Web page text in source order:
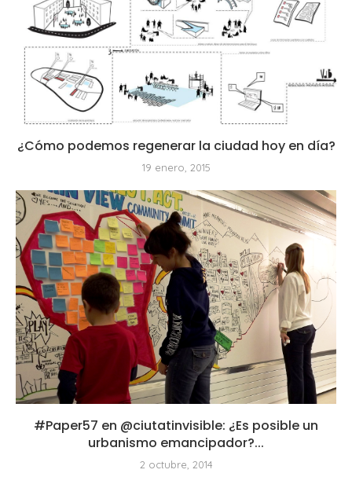
¿Cómo podemos regenerar la ciudad hoy en día?
19 enero, 2015
#Paper57 en @ciutatinvisible: ¿Es posible un
urbanismo emancipador?...
2 octubre, 2014